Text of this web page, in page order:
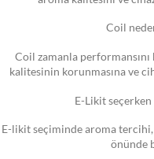
Coil
Coil zamanla
kalitesinin korunmasına ve
E-Likit
E-likit seçiminde aroma
önünde